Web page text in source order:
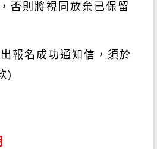
， 否則將視同放棄已保留
報名成功通知信，須於
)